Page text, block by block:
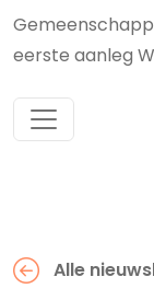
eerste aanleg
Alle